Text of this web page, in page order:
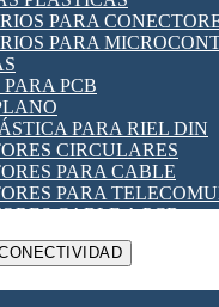
PARA PANEL
DE RELÉ
FIN DE
DE ENERGÍA Y TC'S
PASO A PASO
HMI
DE
PROTECCIÓN
CAPACITIVOS
PARA
PARA
PCB
PARA RIEL DIN
CIRCULARES
PARA CABLE
PARA
CABLE A PCB
PCB A CABLE